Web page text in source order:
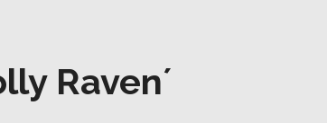
Raven´